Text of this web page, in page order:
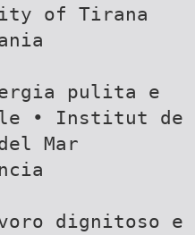
of Tirana
pulita e
• Institut de
Mar
dignitoso e